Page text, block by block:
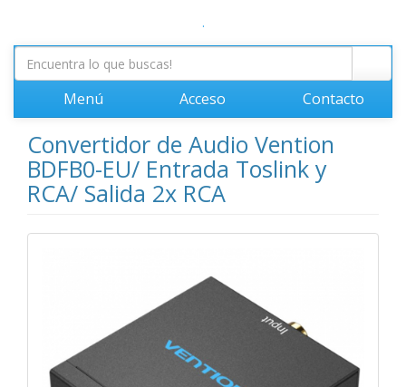
.
Menú Acceso Contacto
Convertidor de Audio Vention
BDFB0-EU/ Entrada Toslink y
RCA/ Salida 2x RCA